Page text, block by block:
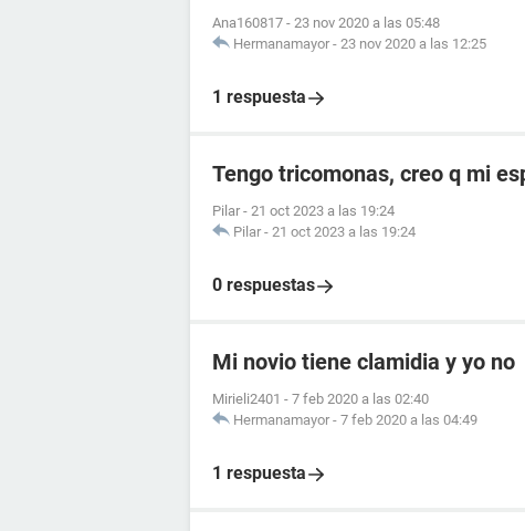
Ana160817 - 23 nov 2020 a las 05:48
Hermanamayor - 23 nov 2020 a las 12:25
1 respuesta
Tengo tricomonas, creo q mi
Pilar - 21 oct 2023 a las 19:24
Pilar - 21 oct 2023 a las 19:24
0 respuestas
Mi novio tiene clamidia y yo no
Mirieli2401 - 7 feb 2020 a las 02:40
Hermanamayor - 7 feb 2020 a las 04:49
1 respuesta